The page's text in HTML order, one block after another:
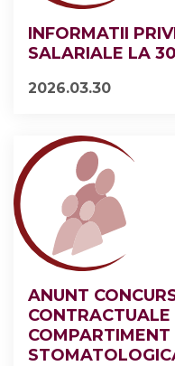
INFORMATII
SALARIALE LA
2026.03.30
ANUNT